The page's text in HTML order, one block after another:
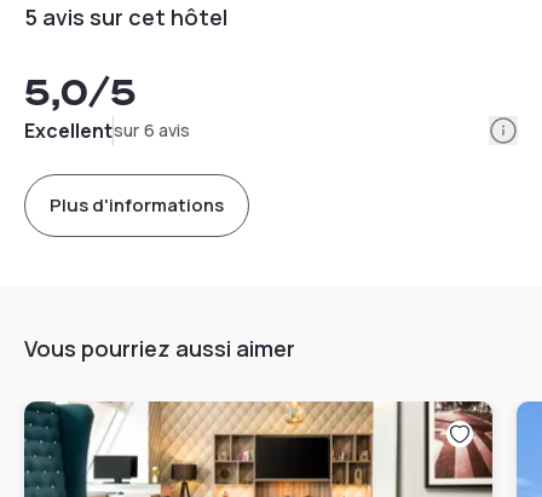
5 avis sur cet hôtel
5,0/5
Excellentsur 6 avis
Plus d'informations
Vous pourriez aussi aimer